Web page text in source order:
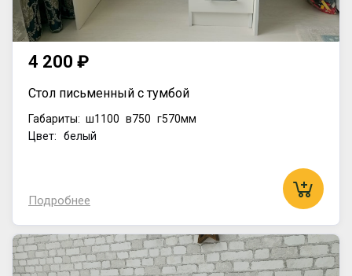
4 200 ₽
Стол письменный с тумбой
Габариты: ш1100 в750 г570мм
Цвет: белый
Подробнее